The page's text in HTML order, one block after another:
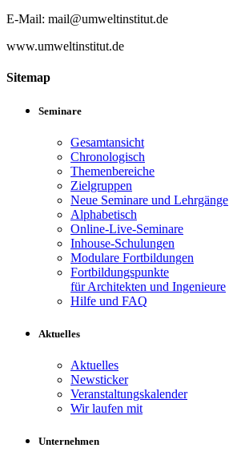
E-Mail: mail@umweltinstitut.de
www.umweltinstitut.de
Sitemap
Seminare
Gesamtansicht
Chronologisch
Themenbereiche
Zielgruppen
Neue Seminare und Lehrgänge
Alphabetisch
Online-Live-Seminare
Inhouse-Schulungen
Modulare Fortbildungen
Fortbildungspunkte
für Architekten und Ingenieure
Hilfe und FAQ
Aktuelles
Aktuelles
Newsticker
Veranstaltungskalender
Wir laufen mit
Unternehmen